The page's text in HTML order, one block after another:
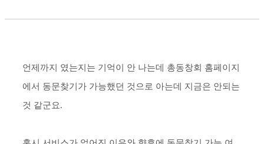
언제까지 였는지는 기억이 안 나는데 총동창회 홈페이지
에서 동문찾기가 가능했던 것으로 아는데 지금은 안되는
것 같군요.